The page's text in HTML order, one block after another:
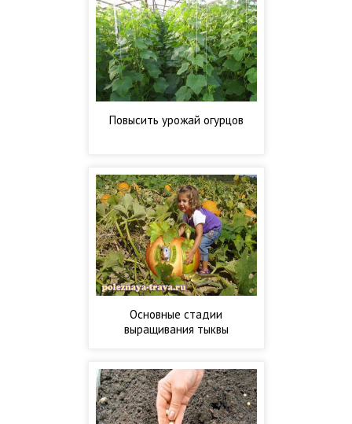
Повысить урожай огурцов
Основные стадии
выращивания тыквы